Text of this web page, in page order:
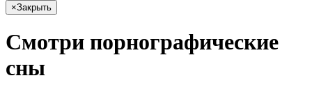
×Закрыть
Смотри порнографические
сны